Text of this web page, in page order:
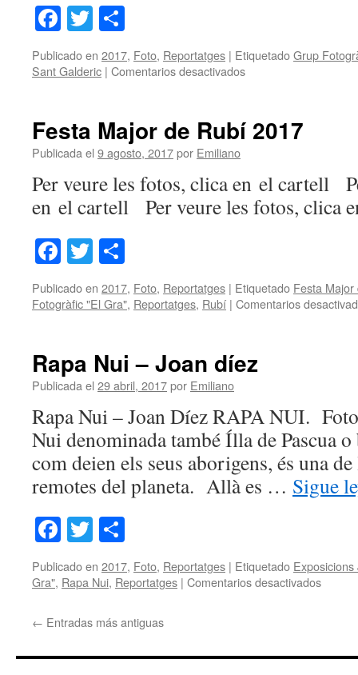
Facebook
Twitter
Publicado en 2017, Foto, Reportatges | EtiquetadoGrup
Sant Galderic | Comentarios desactivadosen
Festa Major de Rubí 2017
Publicada el 9 agosto, 2017por Emiliano
Per veure les fotos, clica en el cartell
en el cartell Per veure les fotos, clica
Facebook
Twitter
Publicado en 2017, Foto, Reportatges | Etiquetado Festa
Fotogràfic "El Gra", Reportatges, Rubí | Comentarios
Rapa Nui – Joan díez
Publicada el 29 abril, 2017por Emiliano
Rapa Nui – Joan Díez RAPA NUI.
Nui denominada també Ílla de Pascua
com deien els seus aborigens, és una
remotes del planeta. Allà es … Sigue
Facebook
Twitter
Publicado en 2017, Foto, Reportatges | Etiquetado
Gra", Rapa Nui, Reportatges | Comentarios desactivadosen
díez
← Entradas más antiguas